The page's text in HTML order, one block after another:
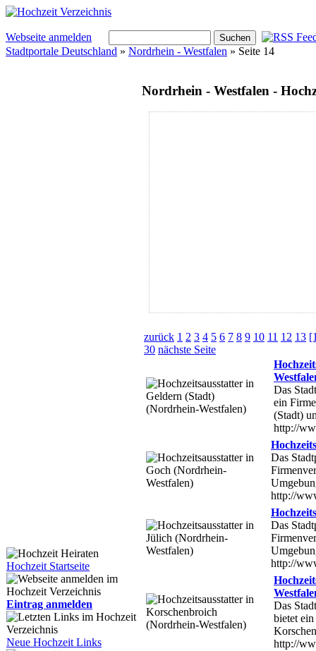
Webseite anmelden
Stadtportale Deutschland » Nordrhein - Westfalen » Seite 14
Hochzeit Startseite
Eintrag anmelden
Neue Hochzeit Links
Nordrhein - Westfalen -
zurück 1 2 3 4 5 6 7 8 9 10 11 12 13
30 nächste Seite
Das
ein
(Stadt)
http://
Das
http://
Das
http://
Das
bietet
http://